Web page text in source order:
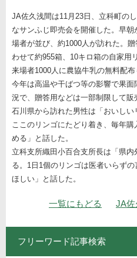
JA佐久浅間は11月23日、立科町の
なサンふじ即売会を開催した。早
場者が並び、約1000人が訪れた。
わせて約955箱、10キロ箱の自家用
来場者1000人に農協牛乳の無料配布
今年は高温や干ばつ等の影響で果
況で、贈答用などは一部制限して販
石川県から訪れた男性は「おいしい
ここのリンゴにたどり着き、毎年
める」と話した。
立科支所織田小百合支所長は「県
る。1日1個のリンゴは医者いらず
ほしい」と話した。
ナビゲーション
一覧にもどる JA佐
フリーワード記事検索